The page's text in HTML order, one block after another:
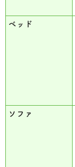
ベッド
ソファ